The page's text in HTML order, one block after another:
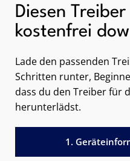
Diesen
kostenfrei
Lade den passenden
Schritten runter,
dass du den Treiber für
herunterlädst.
1.